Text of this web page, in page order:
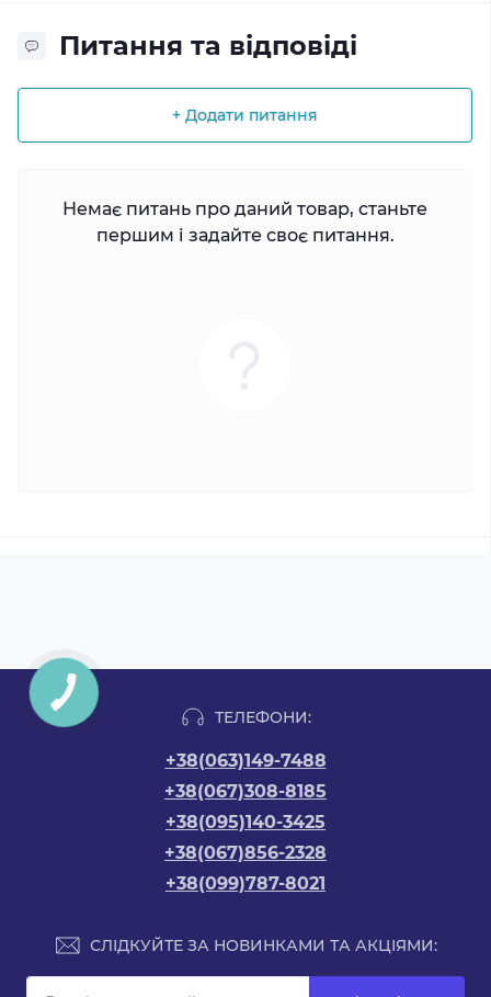
Питання та відповіді
+ Додати питання
Немає питань про даний товар, станьте
першим і задайте своє питання.
ТЕЛЕФОНИ:
+38(063)149-7488
+38(067)308-8185
+38(095)140-3425
+38(067)856-2328
+38(099)787-8021
СЛІДКУЙТЕ ЗА НОВИНКАМИ ТА АКЦІЯМИ: